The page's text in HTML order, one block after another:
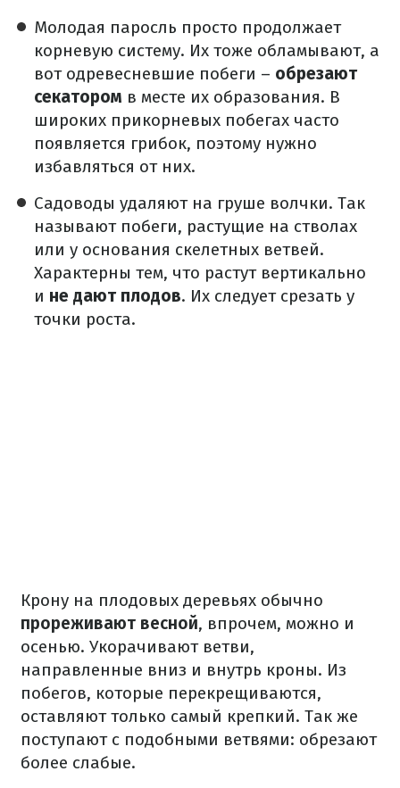
Молодая паросль просто продолжает
корневую систему. Их тоже обламывают, а
вот одревесневшие побеги – обрезают
секатором в месте их образования. В
широких прикорневых побегах часто
появляется грибок, поэтому нужно
избавляться от них.
Садоводы удаляют на груше волчки. Так
называют побеги, растущие на стволах
или у основания скелетных ветвей.
Характерны тем, что растут вертикально
и не дают плодов. Их следует срезать у
точки роста.
Крону на плодовых деревьях обычно
прореживают весной, впрочем, можно и
осенью. Укорачивают ветви,
направленные вниз и внутрь кроны. Из
побегов, которые перекрещиваются,
оставляют только самый крепкий. Так же
поступают с подобными ветвями: обрезают
более слабые.